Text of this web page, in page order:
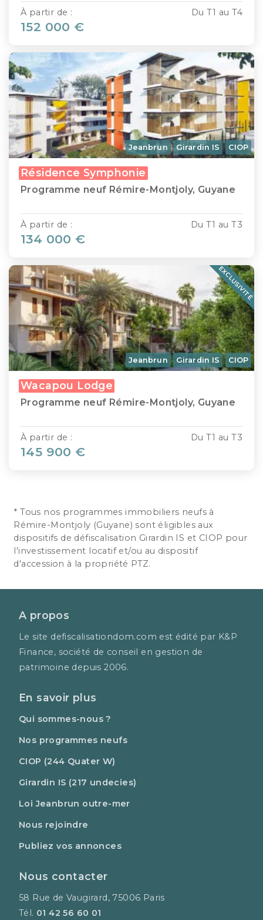
Du T1 au T4
À partir de :
152 000 €
Jeanbrun Girardin IS CIOP
Résidence Symphonie
Programme neuf Rémire-Montjoly, Guyane
Du T1 au T3
À partir de :
134 000 €
Jeanbrun Girardin IS CIOP
Wacapou Lodge
Programme neuf Rémire-Montjoly, Guyane
Du T1 au T3
À partir de :
145 900 €
EXCLUSIVITÉ
* Tous nos programmes immobiliers neufs à
Rémire-Montjoly (Guyane) sont éligibles aux
dispositifs de défiscalisation Girardin IS et CIOP pour
l'investissement locatif et/ou au dispositif
d'accession à la propriété PTZ.
A propos
Le site defiscalisationdom.com est édité par K&P
Finance, société de conseil en gestion de
patrimoine depuis 2006.
En savoir plus
Qui sommes-nous ?
Nos programmes neufs
CIOP (244 Quater W)
Girardin IS (217 undecies)
Loi Jeanbrun outre-mer
Nous rejoindre
Publiez vos annonces
Nous contacter
58 Rue de Vaugirard, 75006 Paris
Tél. 01 42 56 60 01